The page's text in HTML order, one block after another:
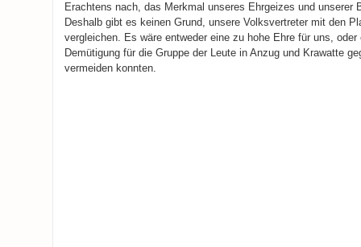
Erachtens nach, das Merkmal unseres Ehrgeizes und unserer
Deshalb gibt es keinen Grund, unsere Volksvertreter mit den
vergleichen. Es wäre entweder eine zu hohe Ehre für uns, oder
Demütigung für die Gruppe der Leute in Anzug und Krawatte
vermeiden konnten.